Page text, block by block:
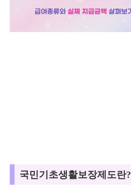
국민기초생활보장제도란?